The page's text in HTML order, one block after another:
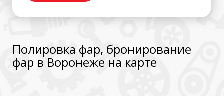
Полировка фар, бронирование
фар в Воронеже на карте